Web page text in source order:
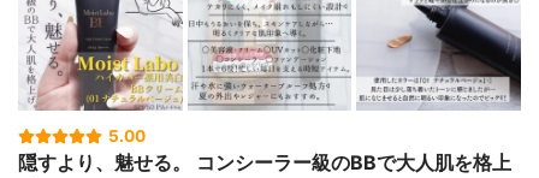
5.00
隠すより、魅せる。 コンシーラー級のBBで大人肌を格上